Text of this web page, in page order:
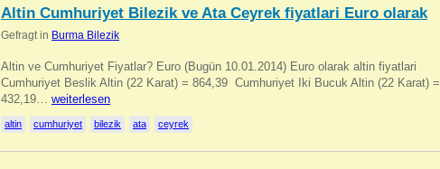
Altin Cumhuriyet Bilezik ve Ata Ceyrek fiyatlari Euro olarak
Gefragt in Burma Bilezik
Altin ve Cumhuriyet Fiyatlar? Euro (Bugün 10.01.2014) Euro olarak altin fiyatlari
Cumhuriyet Beslik Altin (22 Karat) = 864,39  Cumhuriyet Iki Bucuk Altin (22 Karat) =
432,19… weiterlesen
altin cumhuriyet bilezik ata ceyrek